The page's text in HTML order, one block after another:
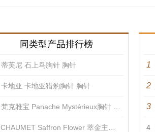
同类型产品排行榜
蒂芙尼 石上鸟胸针 胸针
卡地亚 卡地亚猎豹胸针 胸针
梵克雅宝 Panache Mystérieux胸针 胸针
CHAUMET Saffron Flower 萃金主题胸针2 胸针
1
2
3
4